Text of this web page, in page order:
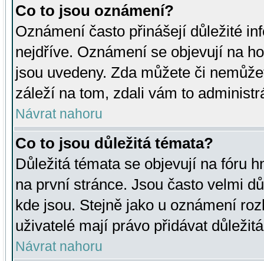
Co to jsou oznámení?
Oznámení často přinášejí důležité
nejdříve. Oznámení se objevují na
jsou uvedeny. Zda můžete či
záleží na tom, zdali vám to
Návrat nahoru
Co to jsou důležitá témata?
Důležitá témata se objevují na fóru
na první stránce. Jsou často velmi
kde jsou. Stejně jako u oznámení
uživatelé mají právo přidávat
Návrat nahoru